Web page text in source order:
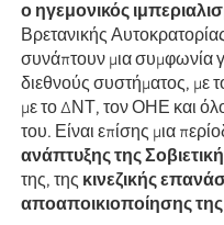
ο ηγεμονικός
Βρετανικής
συνάπτουν μια συμφωνία
διεθνούς συστήματος, με
με το ΔΝΤ, τον ΟΗΕ και
του. Είναι επίσης μια
ανάπτυξης της
της, της κινεζικής
αποαποικιοποίησης